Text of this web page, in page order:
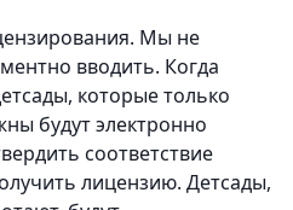
Мы не
вводить. Когда
которые только
будут электронно
соответствие
лицензию. Детсады,